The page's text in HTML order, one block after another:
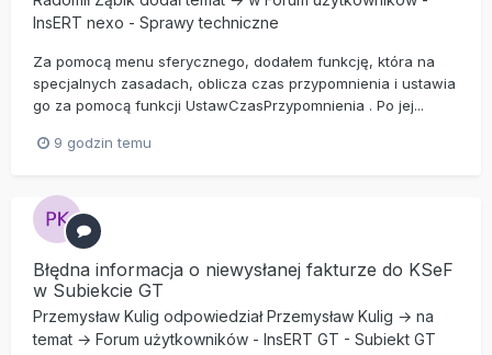
InsERT nexo - Sprawy techniczne
Za pomocą menu sferycznego, dodałem funkcję, która na
specjalnych zasadach, oblicza czas przypomnienia i ustawia
go za pomocą funkcji UstawCzasPrzypomnienia . Po jej...
9 godzin temu
Błędna informacja o niewysłanej fakturze do KSeF
w Subiekcie GT
Przemysław Kulig odpowiedziałPrzemysław Kulig → na
temat → Forum użytkowników - InsERT GT - Subiekt GT